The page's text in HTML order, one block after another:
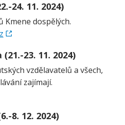
24. 11. 2024)
Kmene dospělých.
23. 11. 2024)
vzdělavatelů a všech,
zajímají.
8. 12. 2024)